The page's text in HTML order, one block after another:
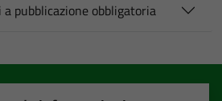
pubblicazione obbligatoria